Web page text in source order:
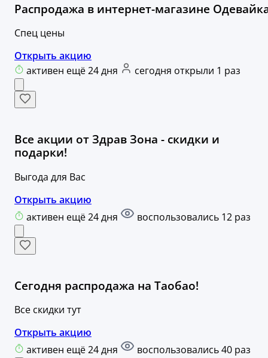
Распродажа в интернет-магазине
Спец цены
Открыть акцию
активен ещё 24 дня
сегодня открыли 1 раз
Все акции от Здрав Зона - скидки и
подарки!
Выгода для Вас
Открыть акцию
активен ещё 24 дня
воспользовались 12 раз
Сегодня распродажа на Таобао!
Все скидки тут
Открыть акцию
активен ещё 24 дня
воспользовались 40 раз